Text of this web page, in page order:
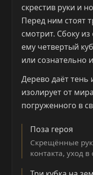
скрестив руки и
Перед ним стоят
смотрит. Сбоку из
ему четвертый
или сознательно
Дерево даёт тень
изолирует от
погруженного в
Поза героя
Скрещённые
контакта, уход в